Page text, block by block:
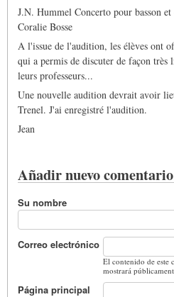
J.N. Hummel Concerto pour basson
Coralie Bosse
A l'issue de l'audition, les élèves ont
qui a permis de discuter de façon très
leurs professeurs...
Une nouvelle audition devrait avoir
Trenel. J'ai enregistré l'audition.
Jean
Añadir nuevo comentario
Su nombre
Correo electrónico
El contenido de este
mostrará
Página principal